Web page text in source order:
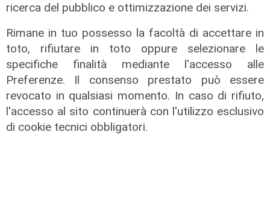
ricerca del pubblico e ottimizzazione dei servizi.
Rimane in tuo possesso la facoltà di accettare in
toto, rifiutare in toto oppure selezionare le
specifiche finalità mediante l'accesso alle
Preferenze. Il consenso prestato può essere
revocato in qualsiasi momento. In caso di rifiuto,
l'accesso al sito continuerà con l'utilizzo esclusivo
di cookie tecnici obbligatori.
Calciomercato
Sampdoria, porte girevoli: in arrivo